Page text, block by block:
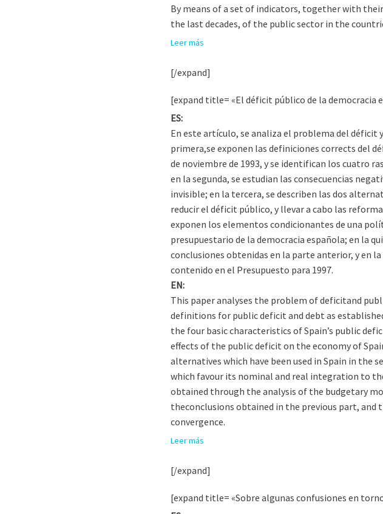
By means of a set of indicators, together with
the last decades, of the public sector in the
Leer más
[/expand]
[expand title= «El déficit público de la democracia
ES:
En este artículo, se analiza el problema del déficit
primera,se exponen las definiciones corrects del
de noviembre de 1993, y se identifican los cuatro
en la segunda, se estudian las consecuencias
invisible; en la tercera, se describen las dos
reducir el déficit público, y llevar a cabo las
exponen los elementos condicionantes de una
presupuestario de la democracia española; en la
conclusiones obtenidas en la parte anterior, y en
contenido en el Presupuesto para 1997.
EN:
This paper analyses the problem of deficitand
definitions for public deficit and debt as
the four basic characteristics of Spain’s public
effects of the public deficit on the economy of
alternatives which have been used in Spain in
which favour its nominal and real integration to
obtained through the analysis of the budgetary
theconclusions obtained in the previous part, and
convergence.
Leer más
[/expand]
[expand title= «Sobre algunas confusiones en